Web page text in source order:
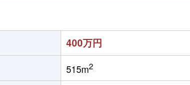
400万円
515m2